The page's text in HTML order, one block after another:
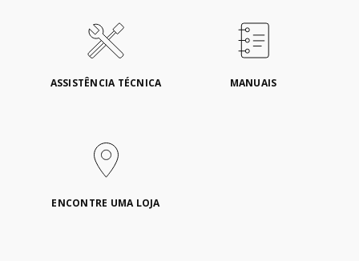
ASSISTÊNCIA TÉCNICA MANUAIS
ENCONTRE UMA LOJA